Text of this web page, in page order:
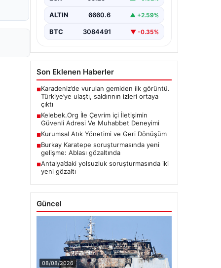
ALTIN 6660.6 ▲ +2.59%
BTC 3084491 ▼ -0.35%
Son Eklenen Haberler
■Karadeniz’de vurulan gemiden ilk görüntü.
Türkiye’ye ulaştı, saldırının izleri ortaya
çıktı
■Kelebek.Org İle Çevrim içi İletişimin
Güvenli Adresi Ve Muhabbet Deneyimi
■Kurumsal Atık Yönetimi ve Geri Dönüşüm
■Burkay Karatepe soruşturmasında yeni
gelişme: Ablası gözaltında
■Antalya’daki yolsuzluk soruşturmasında iki
yeni gözaltı
Güncel
08/08/2026